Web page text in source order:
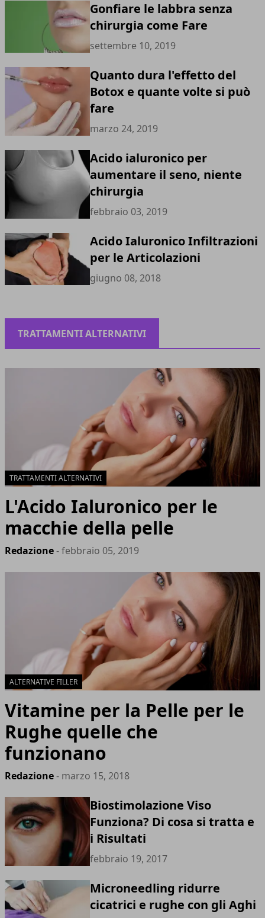
Gonfiare le labbra senza
chirurgia come Fare
settembre 10, 2019
Quanto dura l'effetto del
Botox e quante volte si può
fare
marzo 24, 2019
Acido ialuronico per
aumentare il seno, niente
chirurgia
febbraio 03, 2019
Acido Ialuronico Infiltrazioni
per le Articolazioni
giugno 08, 2018
TRATTAMENTI ALTERNATIVI
TRATTAMENTI ALTERNATIVI
L'Acido Ialuronico per le
macchie della pelle
Redazione- febbraio 05, 2019
ALTERNATIVE FILLER
Vitamine per la Pelle per le
Rughe quelle che
funzionano
Redazione- marzo 15, 2018
Biostimolazione Viso
Funziona? Di cosa si tratta e
i Risultati
febbraio 19, 2017
Microneedling ridurre
cicatrici e rughe con gli Aghi